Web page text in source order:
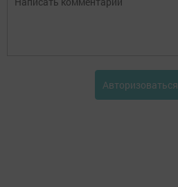
Авторизоваться